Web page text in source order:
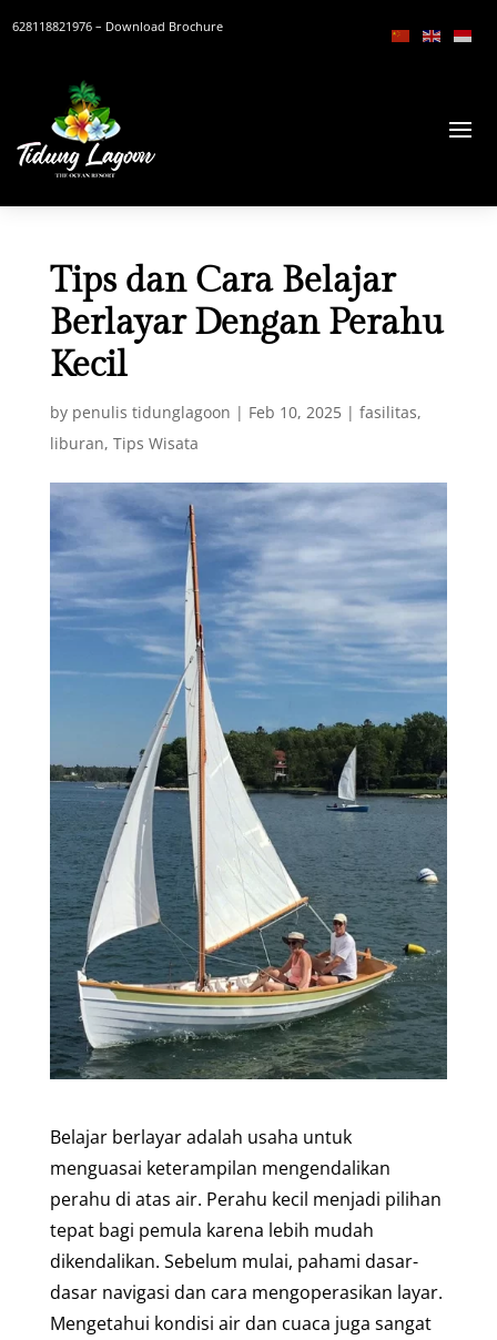
628118821976 – Download Brochure
Tips dan Cara Belajar
Berlayar Dengan Perahu
Kecil
by penulis tidunglagoon | Feb 10, 2025| fasilitas,
liburan, Tips Wisata
Belajar berlayar adalah usaha untuk
menguasai keterampilan mengendalikan
perahu di atas air. Perahu kecil menjadi pilihan
tepat bagi pemula karena lebih mudah
dikendalikan. Sebelum mulai, pahami dasar-
dasar navigasi dan cara mengoperasikan layar.
Mengetahui kondisi air dan cuaca juga sangat